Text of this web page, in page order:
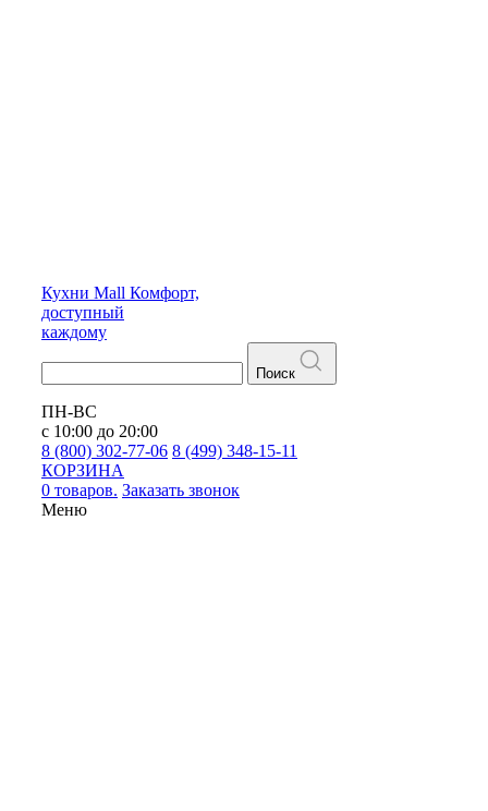
Кухни Mall Комфорт,
доступный
каждому
Поиск
ПН-ВС
с 10:00 до 20:00
8 (800) 302-77-06 8 (499) 348-15-11
КОРЗИНА
0 товаров. Заказать звонок
Меню